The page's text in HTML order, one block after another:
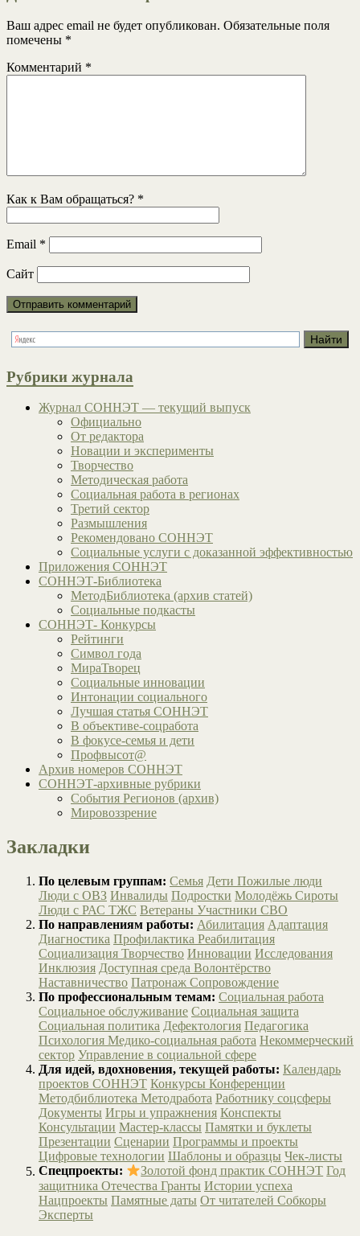
Ваш адрес email не будет опубликован. Обязательные поля
помечены *
Комментарий *
Как к Вам обращаться? *
Email *
Сайт
Рубрики журнала
Журнал СОННЭТ — текущий выпуск
Официально
От редактора
Новации и эксперименты
Творчество
Методическая работа
Социальная работа в регионах
Третий сектор
Размышления
Рекомендовано СОННЭТ
Социальные услуги с доказанной эффективностью
Приложения СОННЭТ
СОННЭТ-Библиотека
МетодБиблиотека (архив статей)
Социальные подкасты
СОННЭТ- Конкурсы
Рейтинги
Символ года
МираТворец
Социальные инновации
Интонации социального
Лучшая статья СОННЭТ
В объективе-соцработа
В фокусе-семья и дети
Профвысот@
Архив номеров СОННЭТ
СОННЭТ-архивные рубрики
События Регионов (архив)
Мировоззрение
Закладки
По целевым группам: Семья Дети Пожилые люди
Люди с ОВЗ Инвалиды Подростки Молодёжь Сироты
Люди с РАС ТЖС Ветераны Участники СВО
По направлениям работы: Абилитация Адаптация
Диагностика Профилактика Реабилитация
Социализация Творчество Инновации Исследования
Инклюзия Доступная среда Волонтёрство
Наставничество Патронаж Сопровождение
По профессиональным темам: Социальная работа
Социальное обслуживание Социальная защита
Социальная политика Дефектология Педагогика
Психология Медико-социальная работа Некоммерческий
сектор Управление в социальной сфере
Для идей, вдохновения, текущей работы: Календарь
проектов СОННЭТ Конкурсы Конференции
Методбиблиотека Методработа Работнику соцсферы
Документы Игры и упражнения Конспекты
Консультации Мастер-классы Памятки и буклеты
Презентации Сценарии Программы и проекты
Цифровые технологии Шаблоны и образцы Чек-листы
Спецпроекты:
Золотой фонд практик СОННЭТ Год
защитника Отечества Гранты Истории успеха
Нацпроекты Памятные даты От читателей Собкоры
Эксперты